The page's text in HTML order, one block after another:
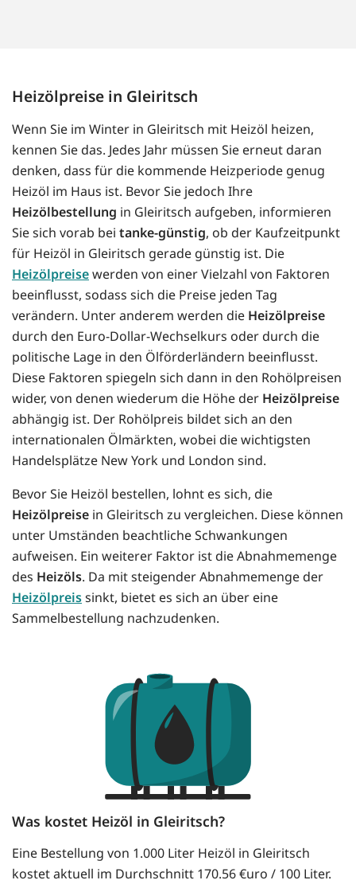
Heizölpreise in Gleiritsch
Wenn Sie im Winter in Gleiritsch mit Heizöl heizen,
kennen Sie das. Jedes Jahr müssen Sie erneut daran
denken, dass für die kommende Heizperiode genug
Heizöl im Haus ist. Bevor Sie jedoch Ihre
Heizölbestellung in Gleiritsch aufgeben, informieren
Sie sich vorab bei tanke-günstig, ob der Kaufzeitpunkt
für Heizöl in Gleiritsch gerade günstig ist. Die
Heizölpreisewerden von einer Vielzahl von Faktoren
beeinflusst, sodass sich die Preise jeden Tag
verändern. Unter anderem werden die Heizölpreise
durch den Euro-Dollar-Wechselkurs oder durch die
politische Lage in den Ölförderländern beeinflusst.
Diese Faktoren spiegeln sich dann in den Rohölpreisen
wider, von denen wiederum die Höhe der Heizölpreise
abhängig ist. Der Rohölpreis bildet sich an den
internationalen Ölmärkten, wobei die wichtigsten
Handelsplätze New York und London sind.
Bevor Sie Heizöl bestellen, lohnt es sich, die
Heizölpreise in Gleiritsch zu vergleichen. Diese können
unter Umständen beachtliche Schwankungen
aufweisen. Ein weiterer Faktor ist die Abnahmemenge
des Heizöls. Da mit steigender Abnahmemenge der
Heizölpreissinkt, bietet es sich an über eine
Sammelbestellung nachzudenken.
Was kostet Heizöl in Gleiritsch?
Eine Bestellung von 1.000 Liter Heizöl in Gleiritsch
kostet aktuell im Durchschnitt 170.56 €uro / 100 Liter.